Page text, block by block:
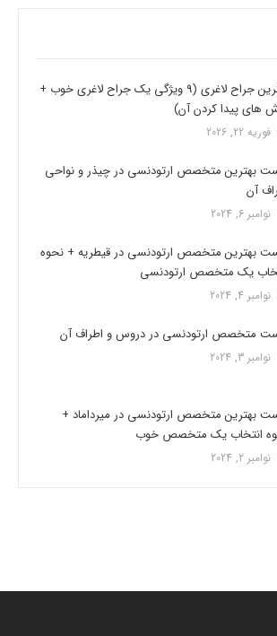
بهترین جراح لاغری (9 ویژگی یک جراح لاغری خوب +
های پیدا کردن آن)
فوریه 22, 2026
بهترین متخصص ارتودنسی در چیذر و نواحی
آن
نوامبر 6, 2024
بهترین متخصص ارتودنسی در قیطریه + نحوه
یک متخصص ارتودنسی
نوامبر 4, 2024
متخصص ارتودنسی در دروس و اطراف آن
نوامبر 3, 2024
بهترین متخصص ارتودنسی در میرداماد +
انتخاب یک متخصص خوب
نوامبر 2, 2024